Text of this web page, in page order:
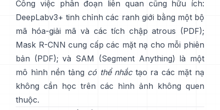
Công việc phân đoạn liên quan cũng hữu ích:
DeepLabv3+ tinh chỉnh các ranh giới bằng một bộ
mã hóa-giải mã và các tích chập atrous (PDF);
Mask R-CNN cung cấp các mặt nạ cho mỗi phiên
bản (PDF); và SAM (Segment Anything) là một
mô hình nền tảng có thể nhắctạo ra các mặt nạ
không cần học trên các hình ảnh không quen
thuộc.